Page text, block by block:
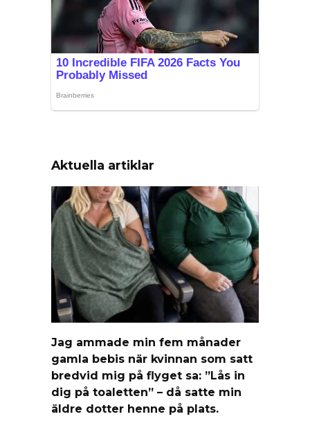
Aktuella artiklar
Jag ammade min fem månader
gamla bebis när kvinnan som satt
bredvid mig på flyget sa: ”Lås in
dig på toaletten” – då satte min
äldre dotter henne på plats.